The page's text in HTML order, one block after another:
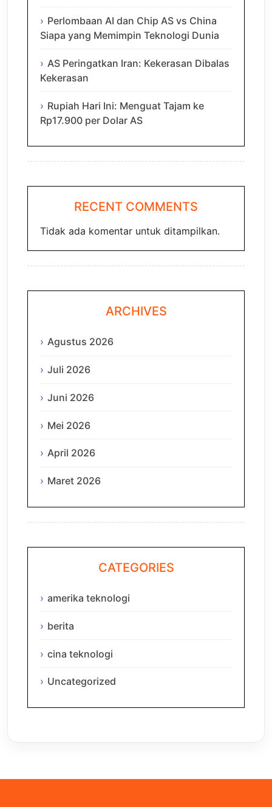
Perlombaan AI dan Chip AS vs China
Siapa yang Memimpin Teknologi Dunia
AS Peringatkan Iran: Kekerasan Dibalas
Kekerasan
Rupiah Hari Ini: Menguat Tajam ke
Rp17.900 per Dolar AS
RECENT COMMENTS
Tidak ada komentar untuk ditampilkan.
ARCHIVES
Agustus 2026
Juli 2026
Juni 2026
Mei 2026
April 2026
Maret 2026
CATEGORIES
amerika teknologi
berita
cina teknologi
Uncategorized